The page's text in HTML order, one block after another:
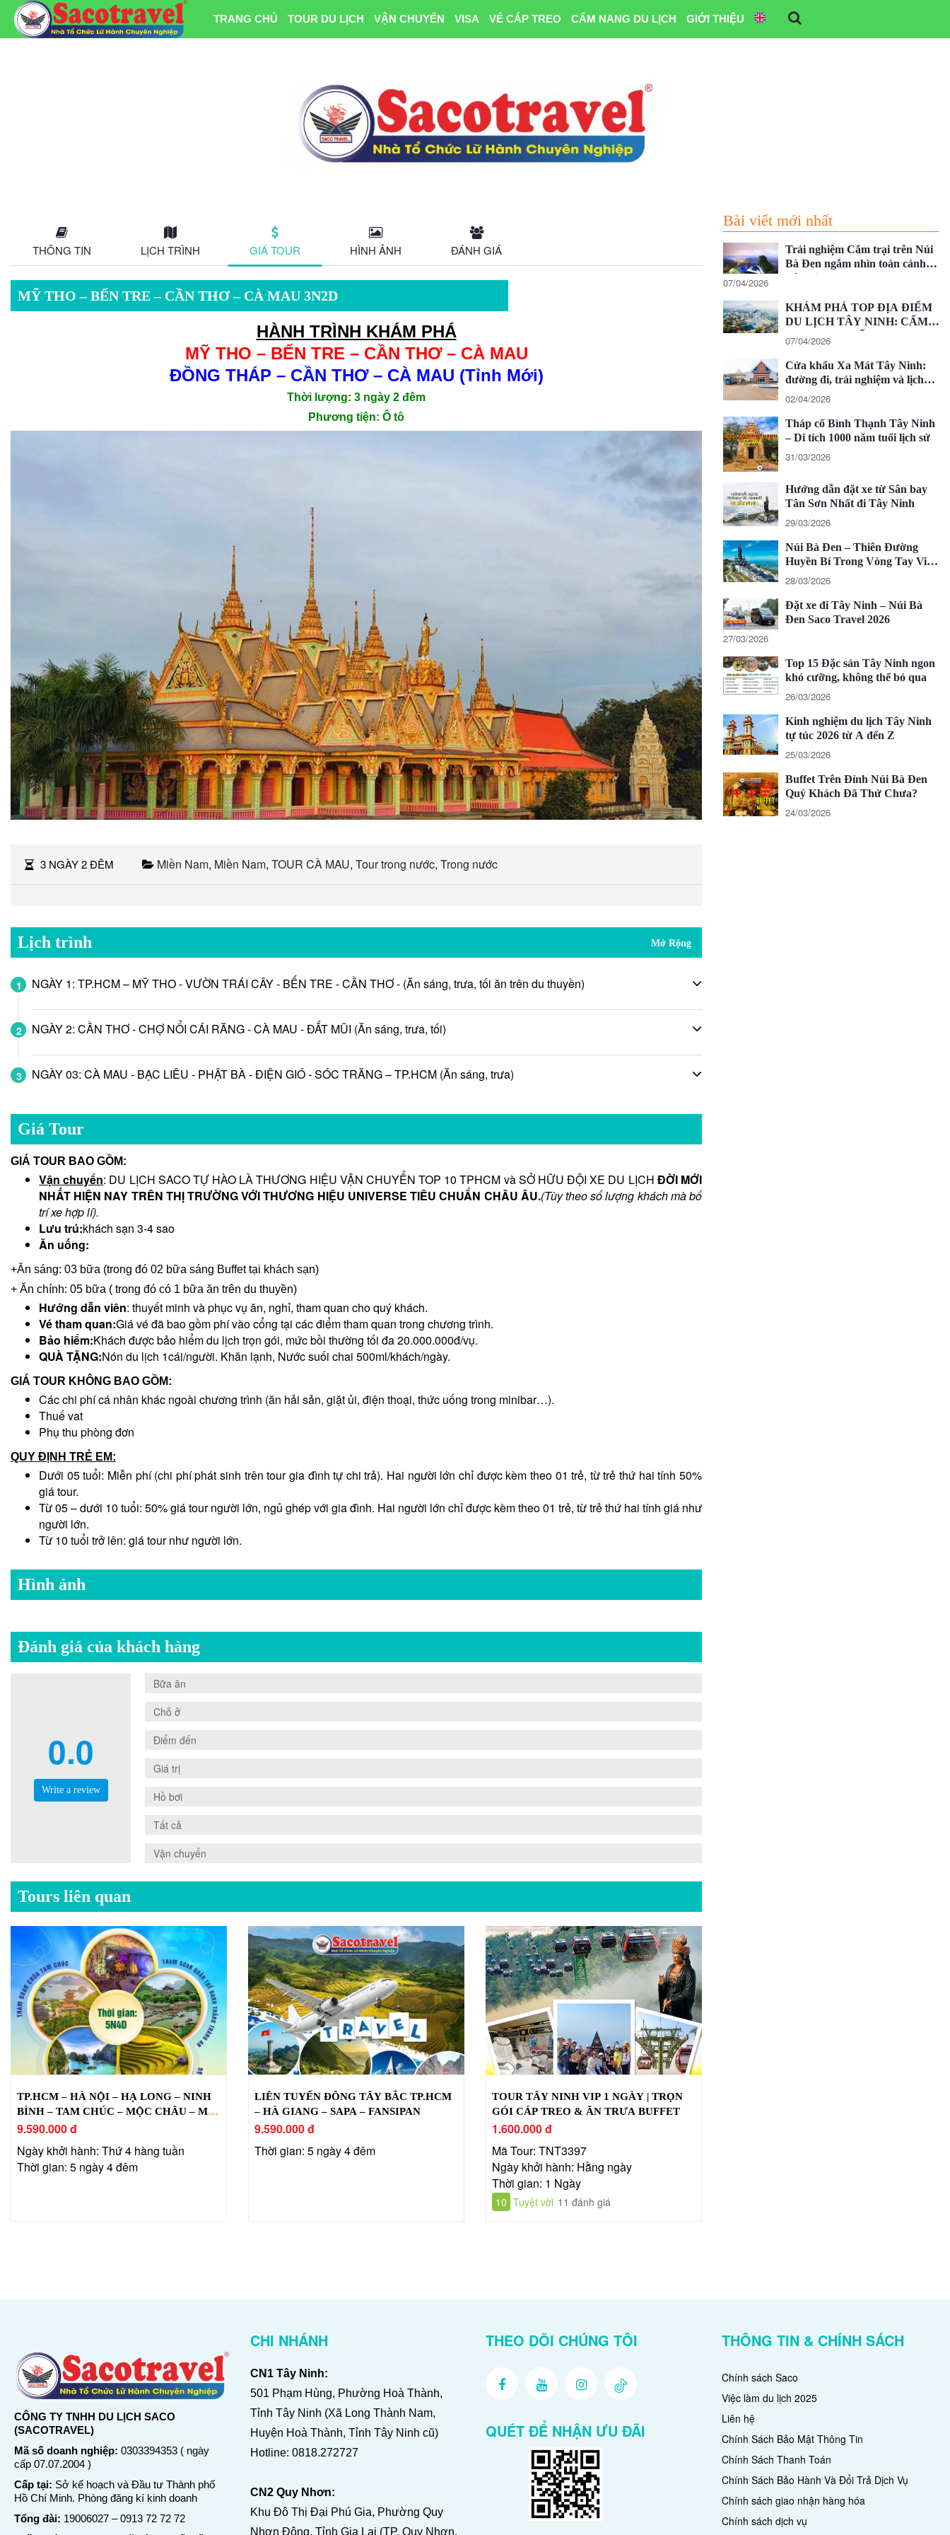
TRANG CHỦ TOUR DU LỊCH VẬN CHUYỂN VISA VÉ CÁP TREO CẨM NANG DU LỊCH GIỚI THIỆU
THÔNG TIN LỊCH TRÌNH GIÁ TOUR HÌNH ẢNH ĐÁNH GIÁ
MỸ THO – BẾN TRE – CẦN THƠ – CÀ MAU 3N2D
HÀNH TRÌNH KHÁM PHÁ
MỸ THO – BẾN TRE – CẦN THƠ – CÀ MAU
ĐỒNG THÁP – CẦN THƠ – CÀ MAU (Tỉnh Mới)
Thời lượng: 3 ngày 2 đêm
Phương tiện: Ô tô
3 NGÀY 2 ĐÊM Miền Nam, Miền Nam, TOUR CÀ MAU, Tour trong nước, Trong nước
Lịch trình Mở Rộng
1 NGÀY 1: TP.HCM – MỸ THO - VƯỜN TRÁI CÂY - BẾN TRE - CẦN THƠ - (Ăn sáng, trưa, tối ăn trên du thuyền)
2 NGÀY 2: CẦN THƠ - CHỢ NỔI CÁI RĂNG - CÀ MAU - ĐẤT MŨI (Ăn sáng, trưa, tối)
3 NGÀY 03: CÀ MAU - BẠC LIÊU - PHẬT BÀ - ĐIỆN GIÓ - SÓC TRĂNG – TP.HCM (Ăn sáng, trưa)
Giá Tour
GIÁ TOUR BAO GỒM:
Vận chuyển: DU LỊCH SACO TỰ HÀO LÀ THƯƠNG HIỆU VẬN CHUYỂN TOP 10 TPHCM và SỞ HỮU ĐỘI XE DU LỊCH ĐỜI MỚI
NHẤT HIỆN NAY TRÊN THỊ TRƯỜNG VỚI THƯƠNG HIỆU UNIVERSE TIÊU CHUẨN CHÂU ÂU.(Tùy theo số lượng khách mà bố
trí xe hợp lí).
Lưu trú:khách sạn 3-4 sao
Ăn uống:
+Ăn sáng: 03 bữa (trong đó 02 bữa sáng Buffet tại khách sạn)
+ Ăn chính: 05 bữa ( trong đó có 1 bữa ăn trên du thuyền)
Hướng dẫn viên: thuyết minh và phục vụ ăn, nghỉ, tham quan cho quý khách.
Vé tham quan:Giá vé đã bao gồm phí vào cổng tại các điểm tham quan trong chương trình.
Bảo hiểm:Khách được bảo hiểm du lịch trọn gói, mức bồi thường tối đa 20.000.000đ/vụ.
QUÀ TẶNG:Nón du lịch 1cái/người. Khăn lạnh, Nước suối chai 500ml/khách/ngày.
GIÁ TOUR KHÔNG BAO GỒM:
Các chi phí cá nhân khác ngoài chương trình (ăn hải sản, giặt ủi, điện thoại, thức uống trong minibar…).
Thuế vat
Phụ thu phòng đơn
QUY ĐỊNH TRẺ EM:
Dưới 05 tuổi: Miễn phí (chi phí phát sinh trên tour gia đình tự chi trả). Hai người lớn chỉ được kèm theo 01 trẻ, từ trẻ thứ hai tính 50%
giá tour.
Từ 05 – dưới 10 tuổi: 50% giá tour người lớn, ngủ ghép với gia đình. Hai người lớn chỉ được kèm theo 01 trẻ, từ trẻ thứ hai tính giá như
người lớn.
Từ 10 tuổi trở lên: giá tour như người lớn.
Hình ảnh
Đánh giá của khách hàng
0.0
Write a review
0.0Bữa ăn
0.0
Chỗ ở
0.0
Điểm đến
0.0
Giá trị
0.0Hồ bơi
0.0
Tất cả
0.0
Vận chuyển
Tours liên quan
TP.HCM – HÀ NỘI – HẠ LONG – NINH
BÌNH – TAM CHÚC – MỘC CHÂU – MAI
CHÂU
9.590.000 đ
Ngày khởi hành: Thứ 4 hàng tuần
Thời gian: 5 ngày 4 đêm
LIÊN TUYẾN ĐÔNG TÂY BẮC TP.HCM
– HÀ GIANG – SAPA – FANSIPAN
9.590.000 đ
Thời gian: 5 ngày 4 đêm
TOUR TÂY NINH VIP 1 NGÀY | TRỌN
GÓI CÁP TREO & ĂN TRƯA BUFFET
1.600.000 đ
Mã Tour: TNT3397
Ngày khởi hành: Hằng ngày
Thời gian: 1 Ngày
10 Tuyệt vời 11 đánh giá
Bài viết mới nhất
Trải nghiệm Cắm trại trên Núi
Bà Đen ngắm nhìn toàn cảnh
Tây Ninh
07/04/2026
KHÁM PHÁ TOP ĐỊA ĐIỂM
DU LỊCH TÂY NINH: CẨM
NANG CHI TIẾT 2026
07/04/2026
Cửa khẩu Xa Mát Tây Ninh:
đường đi, trải nghiệm và lịch
trình 1 ngày
02/04/2026
Tháp cổ Bình Thạnh Tây Ninh
– Di tích 1000 năm tuổi lịch sử
31/03/2026
Hướng dẫn đặt xe từ Sân bay
Tân Sơn Nhất đi Tây Ninh
29/03/2026
Núi Bà Đen – Thiên Đường
Huyền Bí Trong Vòng Tay Việt
Nam
28/03/2026
Đặt xe đi Tây Ninh – Núi Bà
Đen Saco Travel 2026
27/03/2026
Top 15 Đặc sản Tây Ninh ngon
khó cưỡng, không thể bỏ qua
26/03/2026
Kinh nghiệm du lịch Tây Ninh
tự túc 2026 từ A đến Z
25/03/2026
Buffet Trên Đỉnh Núi Bà Đen
Quý Khách Đã Thử Chưa?
24/03/2026
CÔNG TY TNHH DU LỊCH SACO
(SACOTRAVEL)
Mã số doanh nghiệp: 0303394353 ( ngày
cấp 07.07.2004 )
Cấp tại: Sở kế hoạch và Đầu tư Thành phố
Hồ Chí Minh. Phòng đăng kí kinh doanh
Tổng đài: 19006027 –0913 72 72 72
CHI NHÁNH
CN1 Tây Ninh:
501 Phạm Hùng, Phường Hoà Thành,
Tỉnh Tây Ninh (Xã Long Thành Nam,
Huyện Hoà Thành, Tỉnh Tây Ninh cũ)
Hotline: 0818.272727
CN2 Quy Nhơn:
Khu Đô Thị Đại Phú Gia, Phường Quy
Nhơn Đông, Tỉnh Gia Lai (TP. Quy Nhơn,
THEO DÕI CHÚNG TÔI
QUÉT ĐỂ NHẬN ƯU ĐÃI
THÔNG TIN & CHÍNH SÁCH
Chính sách Saco
Việc làm du lịch 2025
Liên hệ
Chính Sách Bảo Mật Thông Tin
Chính Sách Thanh Toán
Chính Sách Bảo Hành Và Đổi Trả Dịch Vụ
Chính sách giao nhận hàng hóa
Chính sách dịch vụ